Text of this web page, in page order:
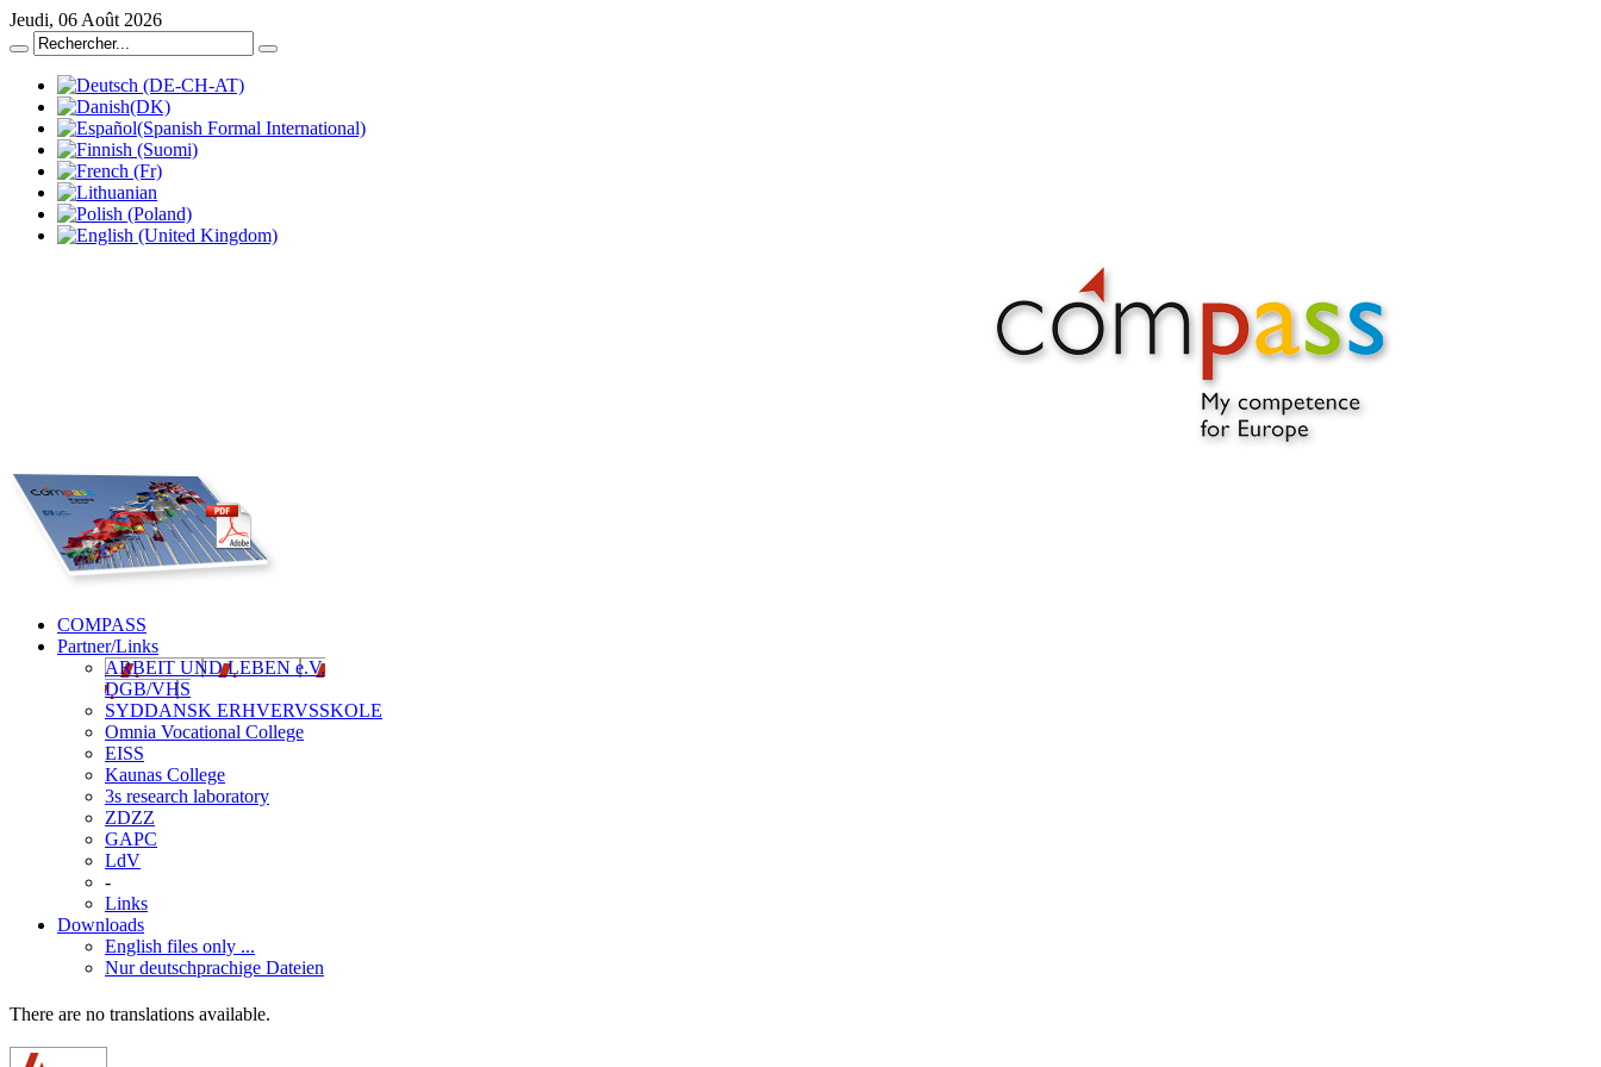
Jeudi, 06 Août 2026
COMPASS
Partner/Links
ARBEIT UND LEBEN e.V.
DGB/VHS
SYDDANSK ERHVERVSSKOLE
Omnia Vocational College
EISS
Kaunas College
3s research laboratory
ZDZZ
GAPC
LdV
-
Links
Downloads
English files only ...
Nur deutschprachige Dateien
There are no translations available.